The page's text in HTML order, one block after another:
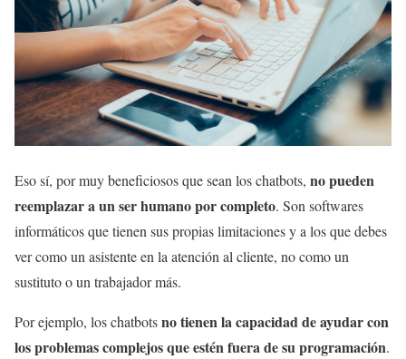
Eso sí, por muy beneficiosos que sean los chatbots, no pueden
reemplazar a un ser humano por completo. Son softwares
informáticos que tienen sus propias limitaciones y a los que debes
ver como un asistente en la atención al cliente, no como un
sustituto o un trabajador más.
Por ejemplo, los chatbotsno tienen la capacidad de ayudar con
los problemas complejos que estén fuera de su programación.